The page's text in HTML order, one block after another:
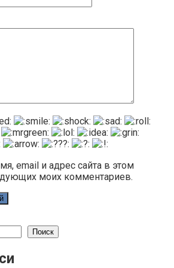
email и адрес сайта в этом
моих комментариев.
Поиск